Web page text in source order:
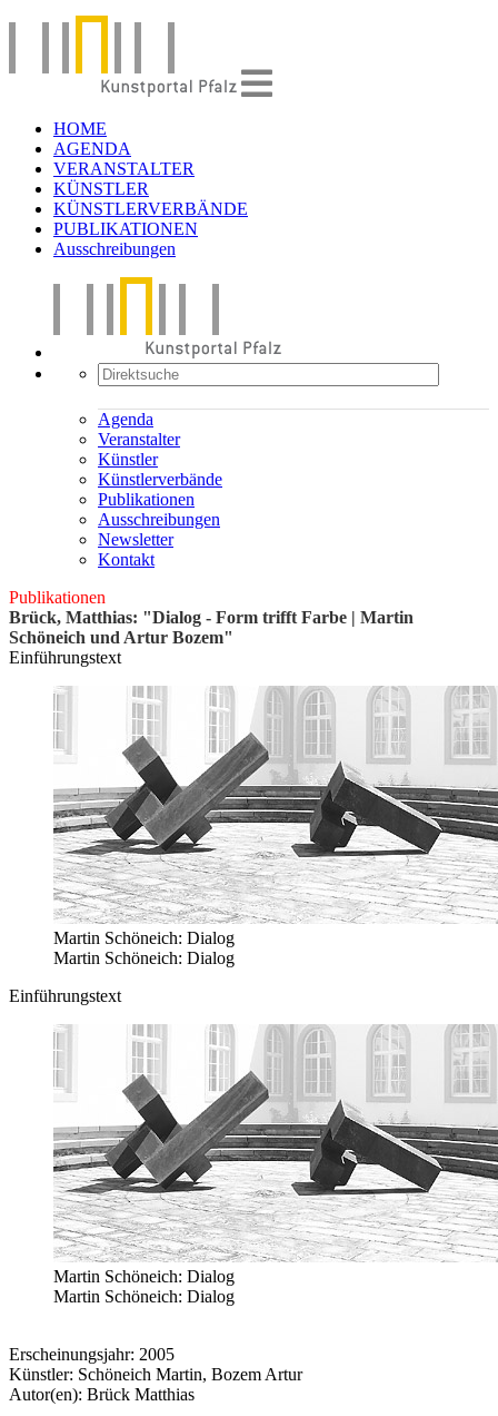
HOME
AGENDA
VERANSTALTER
KÜNSTLER
KÜNSTLERVERBÄNDE
PUBLIKATIONEN
Ausschreibungen
Agenda
Veranstalter
Künstler
Künstlerverbände
Publikationen
Ausschreibungen
Newsletter
Kontakt
Publikationen
Brück, Matthias: "Dialog - Form trifft Farbe | Martin
Schöneich und Artur Bozem"
Einführungstext
Martin Schöneich: Dialog
Martin Schöneich: Dialog
Einführungstext
Martin Schöneich: Dialog
Martin Schöneich: Dialog
Erscheinungsjahr: 2005
Künstler: Schöneich Martin, Bozem Artur
Autor(en): Brück Matthias